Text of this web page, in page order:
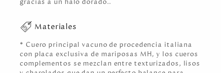
Materiales
* Cuero principal vacuno de procedencia italiana
con placa exclusiva de mariposas MH, y los cueros
complementos se mezclan entre texturizados, lisos